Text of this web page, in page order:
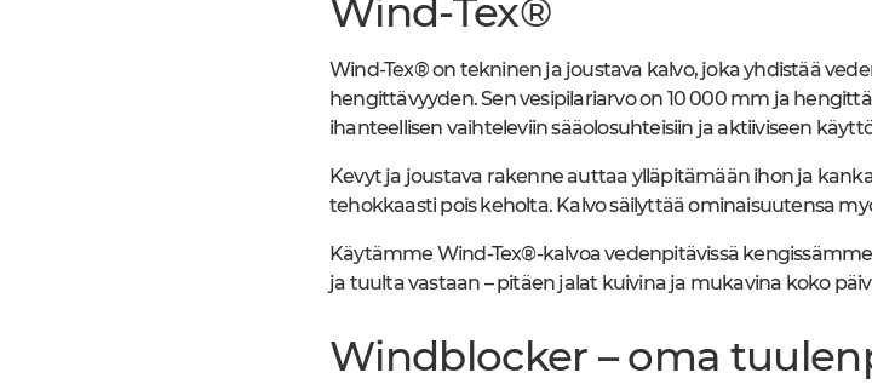
Wind-Tex®
Wind-Tex® on tekninen ja joustava kalvo, joka yhdistää
hengittävyyden. Sen vesipilariarvo on 10 000 mm ja
ihanteellisen vaihteleviin sääolosuhteisiin ja aktiiviseen
Kevyt ja joustava rakenne auttaa ylläpitämään ihon ja
tehokkaasti pois keholta. Kalvo säilyttää ominaisuutensa
Käytämme Wind-Tex®-kalvoa vedenpitävissä
ja tuulta vastaan – pitäen jalat kuivina ja mukavina koko
Windblocker – oma